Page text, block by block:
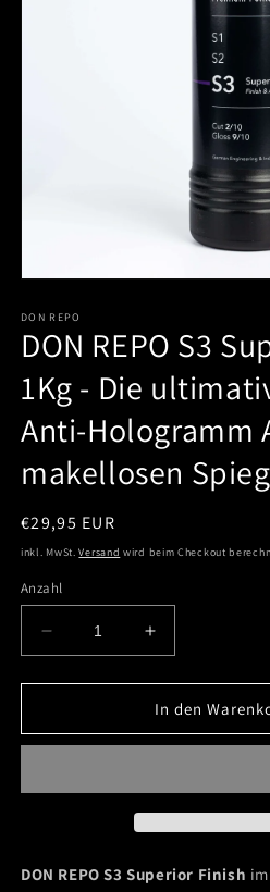
in
Modal
öffnen
DON REPO
DON REPO S3
1Kg - Die
Anti-
makellosen
Normaler
Preis
€29,95 EUR
inkl. MwSt.Versand wird beim Checkout
Anzahl
Verringere
die
Menge
DON
Superior
-
Erhöhe
die
Menge
für
DON
Superior
-
In den
DON REPO S3 Superior Finish